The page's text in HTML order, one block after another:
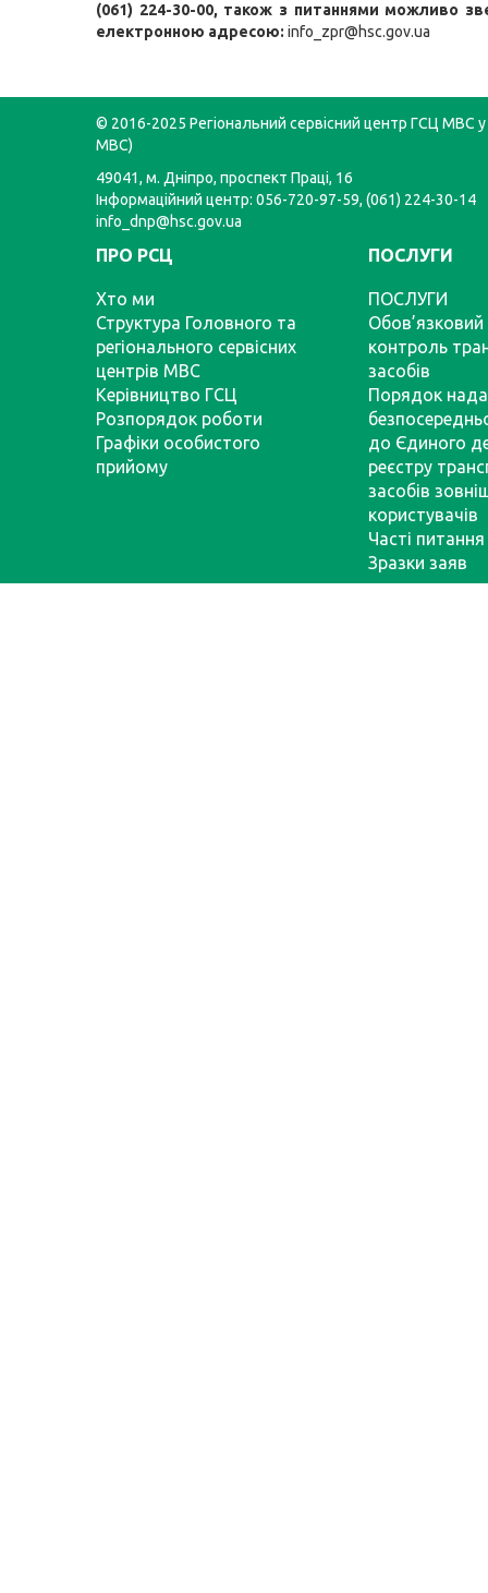
(061) 224-30-00, також з питаннями можливо
електронною адресою: info_zpr@hsc.gov.ua
© 2016-2025 Регіональний сервісний центр ГСЦ МВС у
МВС)
49041, м. Дніпро, проспект Праці, 16
Інформаційний центр: 056-720-97-59, (061) 224-30-14
info_dnp@hsc.gov.ua
ПРО РСЦ
Хто ми
Структура Головного та
регіонального сервісних
центрів МВС
Керівництво ГСЦ
Розпорядок роботи
Графіки особистого
прийому
ПОСЛУГИ
ПОСЛУГИ
Обов’язковий
контроль
засобів
Порядок
до Єдиного
реєстру
засобів
користувачів
Часті питання
Зразки заяв